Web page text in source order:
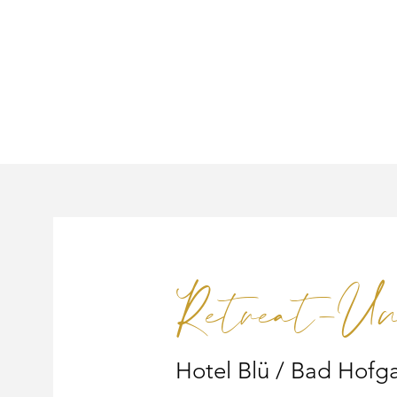
Retreat-
Hotel Blü / Bad